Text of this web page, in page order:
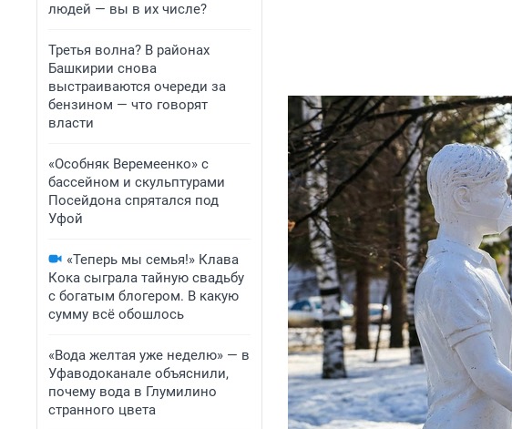
людей — вы в их числе?
Третья волна? В районах
Башкирии снова
выстраиваются очереди за
бензином — что говорят
власти
«Особняк Веремеенко» с
бассейном и скульптурами
Посейдона спрятался под
Уфой
«Теперь мы семья!» Клава
Кока сыграла тайную свадьбу
с богатым блогером. В какую
сумму всё обошлось
«Вода желтая уже неделю» — в
Уфаводоканале объяснили,
почему вода в Глумилино
странного цвета